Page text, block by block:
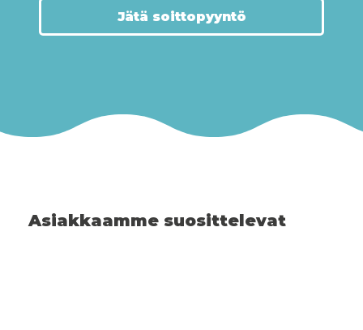
Jätä soittopyyntö
Asiakkaamme suosittelevat